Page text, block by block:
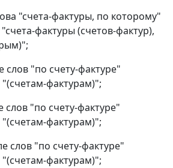
"счета-фактуры, по которому"
фактуры (счетов-фактур),
слов "по счету-фактуре"
фактурам)";
слов "по счету-фактуре"
фактурам)";
слов "по счету-фактуре"
фактурам)";